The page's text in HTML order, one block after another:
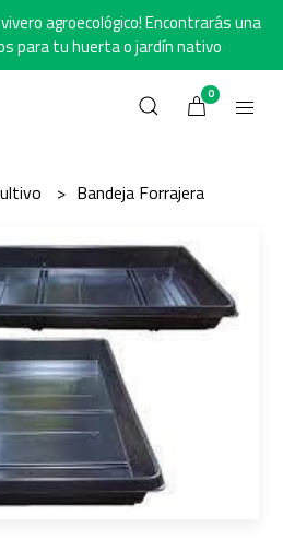
agroecológico! Encontrarás una
para tu huerta o jardín nativo
0
Bandeja Forrajera